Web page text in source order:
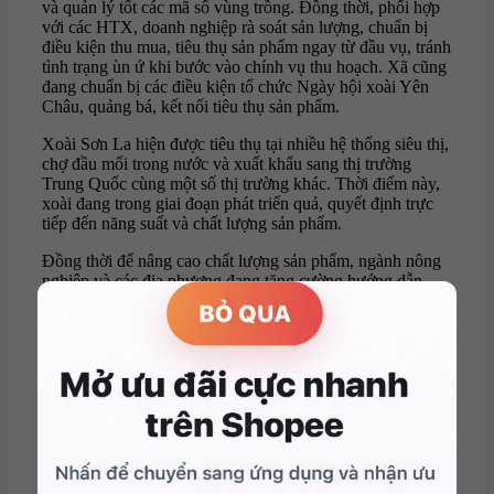
và quản lý tốt các mã số vùng trồng. Đồng thời, phối hợp
với các HTX, doanh nghiệp rà soát sản lượng, chuẩn bị
điều kiện thu mua, tiêu thụ sản phẩm ngay từ đầu vụ, tránh
tình trạng ùn ứ khi bước vào chính vụ thu hoạch. Xã cũng
đang chuẩn bị các điều kiện tổ chức Ngày hội xoài Yên
Châu, quảng bá, kết nối tiêu thụ sản phẩm.
Xoài Sơn La hiện được tiêu thụ tại nhiều hệ thống siêu thị,
chợ đầu mối trong nước và xuất khẩu sang thị trường
Trung Quốc cùng một số thị trường khác. Thời điểm này,
xoài đang trong giai đoạn phát triển quả, quyết định trực
tiếp đến năng suất và chất lượng sản phẩm.
Đồng thời để nâng cao chất lượng sản phẩm, ngành nông
nghiệp và các địa phương đang tăng cường hướng dẫn
người dân chăm sóc xoài theo hướng an toàn, bền vững.
Lãnh đạo Trung tâm Khuyến nông và Chuyển đổi số tỉnh
Sơn La, thông tin: Từ đầu năm, đơn vị đã phối hợp với các
từng giai đoạn sinh trưởng; hướng dẫn người dân sử dụng
chế phẩm sinh học phòng trừ sâu bệnh, thực hiện bao trái
đúng kỹ thuật và bảo đảm thời gian cách ly thuốc bảo vệ
thực vật trước thu hoạch.
Đồng thời, tăng cường kiểm tra, giám sát quy trình sản